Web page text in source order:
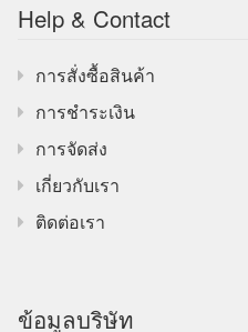
Help & Contact
การสั่งซื้อสินค้า
การชำระเงิน
การจัดส่ง
เกี่ยวกับเรา
ติดต่อเรา
ข้อมูลบริษัท